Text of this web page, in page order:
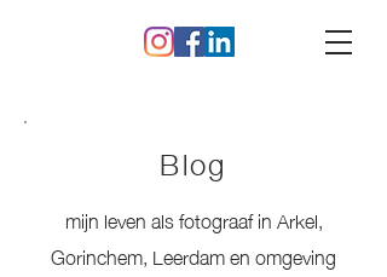
Blog
mijn leven als fotograaf in Arkel,
Gorinchem, Leerdam en omgeving